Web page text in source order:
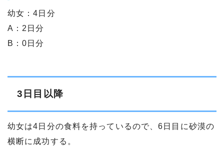
幼女：4日分
A：2日分
B：0日分
3日目以降
幼女は4日分の食料を持っているので、6日目に砂漠の
横断に成功する。